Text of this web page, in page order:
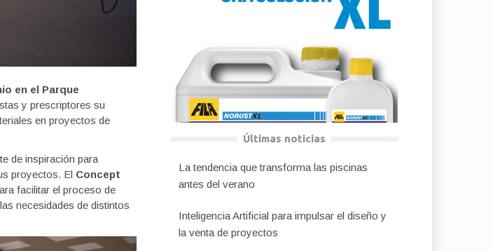
en el Parque
y prescriptores su
en proyectos de
de inspiración para
proyectos. El Concept
facilitar el proceso de
necesidades de distintos
Últimas noticias
La tendencia que transforma las piscinas
antes del verano
Inteligencia Artificial para impulsar el diseño y
la venta de proyectos